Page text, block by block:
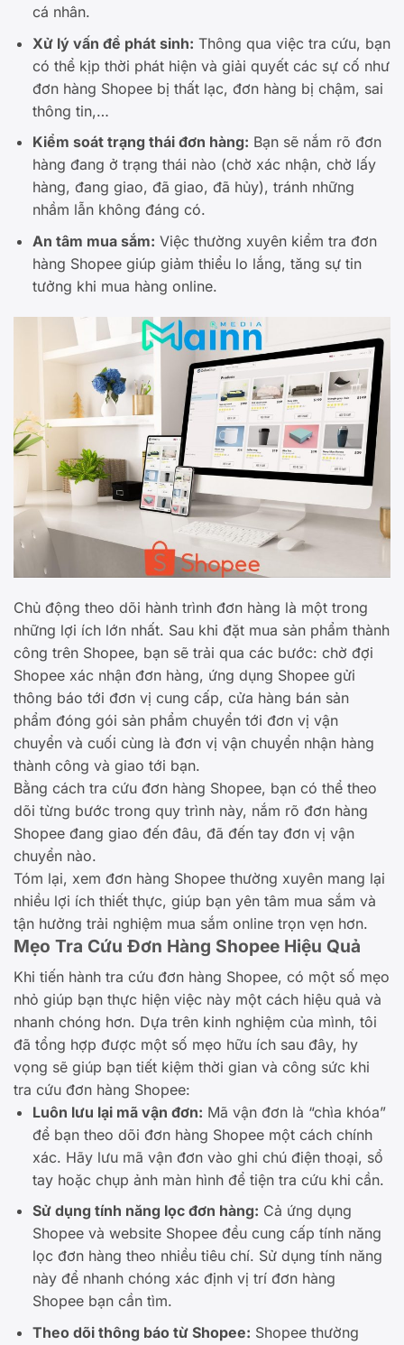
cá nhân.
Xử lý vấn đề phát sinh: Thông qua việc tra cứu, bạn
có thể kịp thời phát hiện và giải quyết các sự cố như
đơn hàng Shopee bị thất lạc, đơn hàng bị chậm, sai
thông tin,…
Kiểm soát trạng thái đơn hàng: Bạn sẽ nắm rõ đơn
hàng đang ở trạng thái nào (chờ xác nhận, chờ lấy
hàng, đang giao, đã giao, đã hủy), tránh những
nhầm lẫn không đáng có.
An tâm mua sắm: Việc thường xuyên kiểm tra đơn
hàng Shopee giúp giảm thiểu lo lắng, tăng sự tin
tưởng khi mua hàng online.
Chủ động theo dõi hành trình đơn hàng là một trong
những lợi ích lớn nhất. Sau khi đặt mua sản phẩm thành
công trên Shopee, bạn sẽ trải qua các bước: chờ đợi
Shopee xác nhận đơn hàng, ứng dụng Shopee gửi
thông báo tới đơn vị cung cấp, cửa hàng bán sản
phẩm đóng gói sản phẩm chuyển tới đơn vị vận
chuyển và cuối cùng là đơn vị vận chuyển nhận hàng
thành công và giao tới bạn.
Bằng cách tra cứu đơn hàng Shopee, bạn có thể theo
dõi từng bước trong quy trình này, nắm rõ đơn hàng
Shopee đang giao đến đâu, đã đến tay đơn vị vận
chuyển nào.
Tóm lại, xem đơn hàng Shopee thường xuyên mang lại
nhiều lợi ích thiết thực, giúp bạn yên tâm mua sắm và
tận hưởng trải nghiệm mua sắm online trọn vẹn hơn.
Mẹo Tra Cứu Đơn Hàng Shopee Hiệu Quả
Khi tiến hành tra cứu đơn hàng Shopee, có một số mẹo
nhỏ giúp bạn thực hiện việc này một cách hiệu quả và
nhanh chóng hơn. Dựa trên kinh nghiệm của mình, tôi
đã tổng hợp được một số mẹo hữu ích sau đây, hy
vọng sẽ giúp bạn tiết kiệm thời gian và công sức khi
tra cứu đơn hàng Shopee:
Luôn lưu lại mã vận đơn: Mã vận đơn là “chìa khóa”
để bạn theo dõi đơn hàng Shopee một cách chính
xác. Hãy lưu mã vận đơn vào ghi chú điện thoại, sổ
tay hoặc chụp ảnh màn hình để tiện tra cứu khi cần.
Sử dụng tính năng lọc đơn hàng: Cả ứng dụng
Shopee và website Shopee đều cung cấp tính năng
lọc đơn hàng theo nhiều tiêu chí. Sử dụng tính năng
này để nhanh chóng xác định vị trí đơn hàng
Shopee bạn cần tìm.
Theo dõi thông báo từ Shopee: Shopee thường